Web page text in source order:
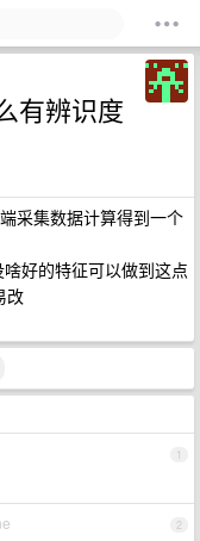
有辨识度
采集数据计算得到一个
好的特征可以做到这点
改
1
2